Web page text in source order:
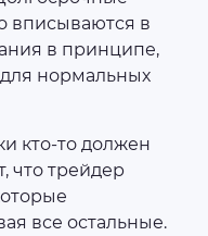
вписываются в
в принципе,
нормальных
кто-то должен
что трейдер
все остальные.